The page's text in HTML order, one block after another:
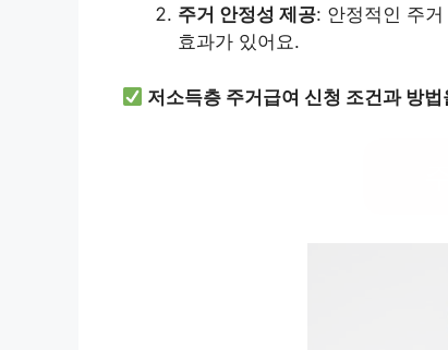
주거 안정성 제공: 안정적인 주
효과가 있어요.
저소득층 주거급여 신청 조건과 방